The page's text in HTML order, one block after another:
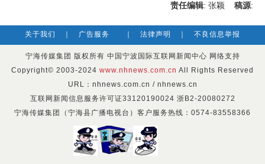
责任编辑: 张颖 稿源:
关于我们 广告服务 法律声明 不良信息举报
宁海传媒集团 版权所有 中国宁波国际互联网新闻中心 网络支持
Copyright© 2003-2024 www.nhnews.com.cn All Rights Reserved
URL：nhnews.com.cn / nhnews.cn
互联网新闻信息服务许可证33120190024 浙B2-20080272
宁海传媒集团（宁海县广播电视台）客户服务热线：0574-83558366